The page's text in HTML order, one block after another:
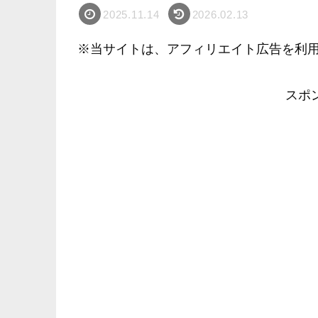
2025.11.14 2026.02.13
※当サイトは、アフィリエイト広告を利
スポ